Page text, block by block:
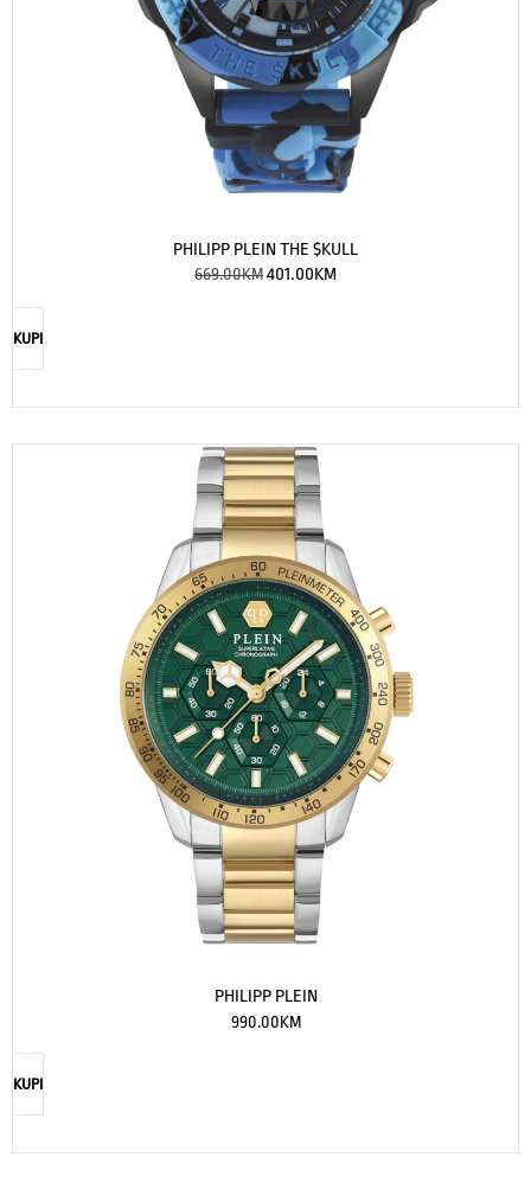
PHILIPP PLEIN THE $KULL
669.00KM401.00KM
KUPI
PHILIPP PLEIN
990.00KM
KUPI